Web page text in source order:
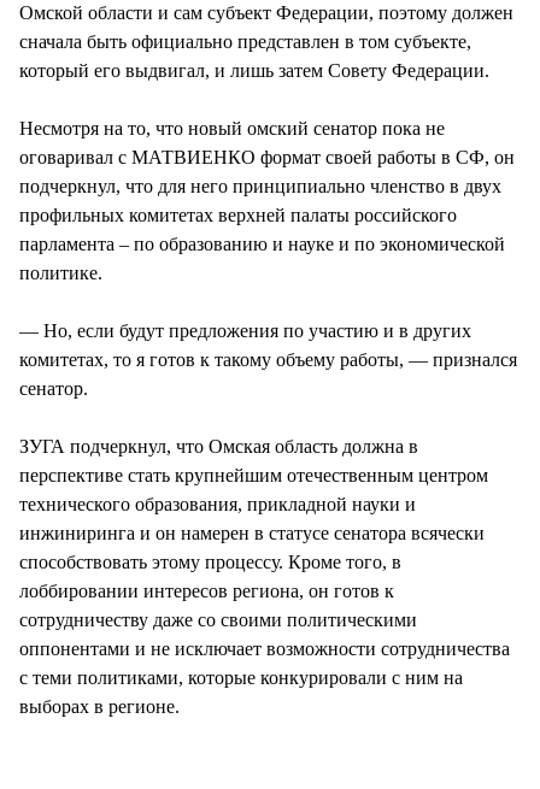
Омской области и сам субъект Федерации, поэтому должен
сначала быть официально представлен в том субъекте,
который его выдвигал, и лишь затем Совету Федерации.
Несмотря на то, что новый омский сенатор пока не
оговаривал с МАТВИЕНКО формат своей работы в СФ, он
подчеркнул, что для него принципиально членство в двух
профильных комитетах верхней палаты российского
парламента – по образованию и науке и по экономической
политике.
— Но, если будут предложения по участию и в других
комитетах, то я готов к такому объему работы, — признался
сенатор.
ЗУГА подчеркнул, что Омская область должна в
перспективе стать крупнейшим отечественным центром
технического образования, прикладной науки и
инжиниринга и он намерен в статусе сенатора всячески
способствовать этому процессу. Кроме того, в
лоббировании интересов региона, он готов к
сотрудничеству даже со своими политическими
оппонентами и не исключает возможности сотрудничества
с теми политиками, которые конкурировали с ним на
выборах в регионе.